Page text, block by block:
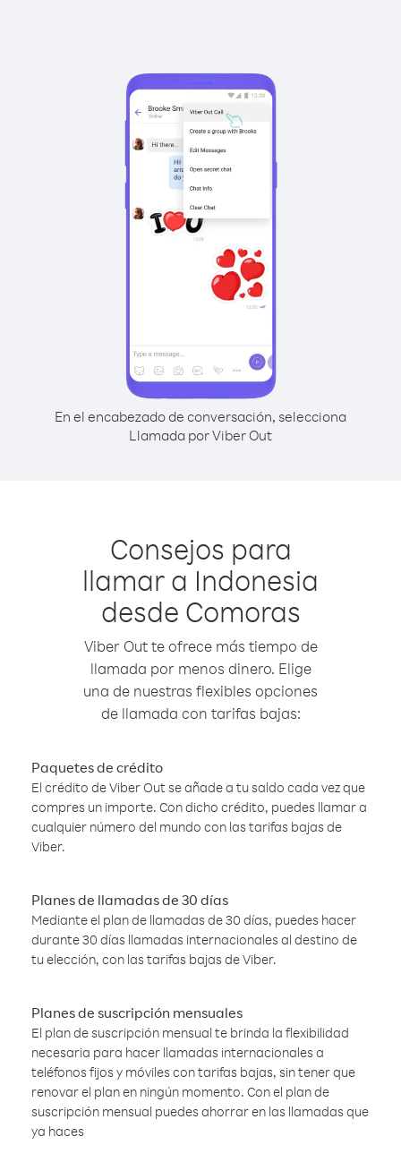
En el encabezado de conversación, selecciona
Llamada por Viber Out
Consejos para
llamar a Indonesia
desde Comoras
Viber Out te ofrece más tiempo de
llamada por menos dinero. Elige
una de nuestras flexibles opciones
de llamada con tarifas bajas:
Paquetes de crédito
El crédito de Viber Out se añade a tu saldo cada vez que
compres un importe. Con dicho crédito, puedes llamar a
cualquier número del mundo con las tarifas bajas de
Viber.
Planes de llamadas de 30 días
Mediante el plan de llamadas de 30 días, puedes hacer
durante 30 días llamadas internacionales al destino de
tu elección, con las tarifas bajas de Viber.
Planes de suscripción mensuales
El plan de suscripción mensual te brinda la flexibilidad
necesaria para hacer llamadas internacionales a
teléfonos fijos y móviles con tarifas bajas, sin tener que
renovar el plan en ningún momento. Con el plan de
suscripción mensual puedes ahorrar en las llamadas que
ya haces